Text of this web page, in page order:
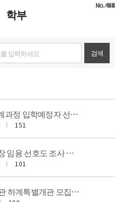
학부
검색
495
2026-2학기 학석사연계과정 입학예정자 선발 안내
151
494
제16대 자연과학대학장 임용 선호도 조사 일정 공고
101
493
2026학년도 학생생활관 하계특별개관 모집 안내
492
491
490
489
488
487
486
485
484
483
482
481
480
479
478
477
476